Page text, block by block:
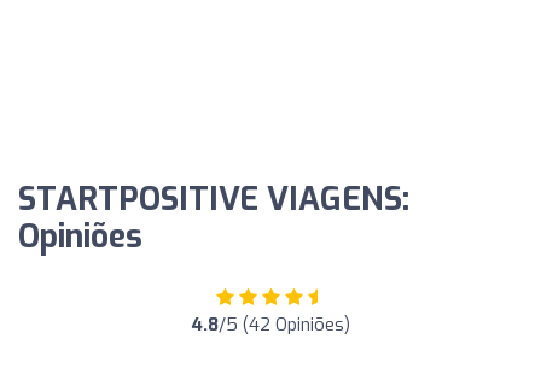
STARTPOSITIVE VIAGENS:
Opiniões
4.8/5 (42 Opiniões)